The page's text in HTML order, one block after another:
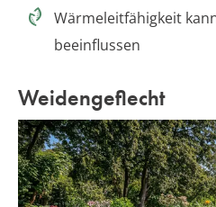
Wärmeleitfähigkeit
beeinflussen
Weidengeflecht